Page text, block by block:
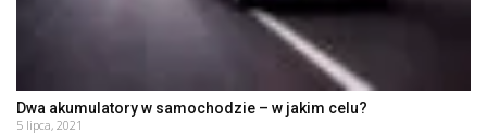
Dwa akumulatory w samochodzie – w jakim celu?
5 lipca, 2021